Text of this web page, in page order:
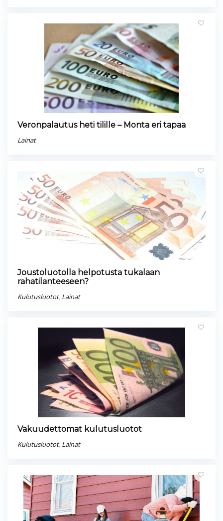
Veronpalautus heti tilille – Monta eri tapaa
Lainat
Joustoluotolla helpotusta tukalaan
rahatilanteeseen?
Kulutusluotot, Lainat
Vakuudettomat kulutusluotot
Kulutusluotot, Lainat